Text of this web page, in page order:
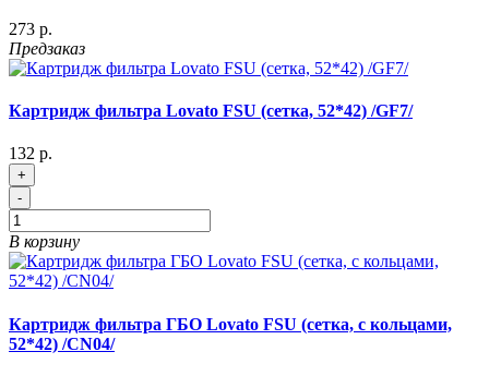
273 р.
Предзаказ
Картридж фильтра Lovato FSU (сетка, 52*42) /GF7/
132 р.
+
-
В корзину
Картридж фильтра ГБО Lovato FSU (сетка, с кольцами,
52*42) /CN04/